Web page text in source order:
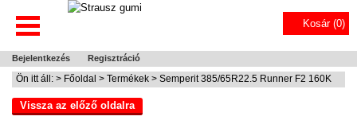
Kosár (0)
Bejelentkezés Regisztráció
Ön itt áll: > Főoldal > Termékek > Semperit 385/65R22.5 Runner F2 160K
Vissza az előző oldalra